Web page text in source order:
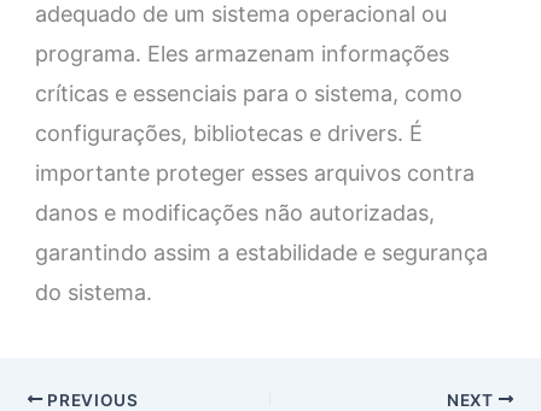
adequado de um sistema operacional ou
programa. Eles armazenam informações
críticas e essenciais para o sistema, como
configurações, bibliotecas e drivers. É
importante proteger esses arquivos contra
danos e modificações não autorizadas,
garantindo assim a estabilidade e segurança
do sistema.
PREVIOUS NEXT